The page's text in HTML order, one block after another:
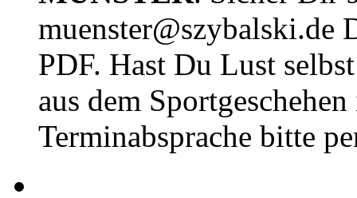
muenster@szybalski.de
PDF. Hast Du Lust
aus dem
Terminabsprache bitte